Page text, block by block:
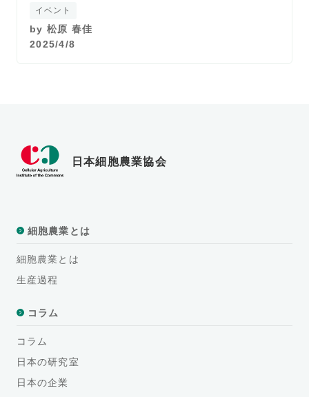
イベント
by 松原 春佳
2025/4/8
日本細胞農業協会
細胞農業とは
細胞農業とは
生産過程
コラム
コラム
日本の研究室
日本の企業